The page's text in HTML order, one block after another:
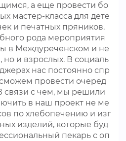
а еще провести бо
мастер-класса для дете
и печатных пряников.
рода мероприятия
в Междуреченском и не
но и взрослых. В социаль
нас постоянно спр
провести очеред
связи с чем, мы решили
в наш проект не ме
по хлебопечению и изг
изделий, которые буд
пекарь с оп